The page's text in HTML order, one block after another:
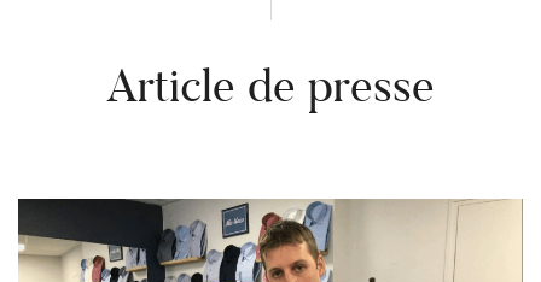
Article de presse